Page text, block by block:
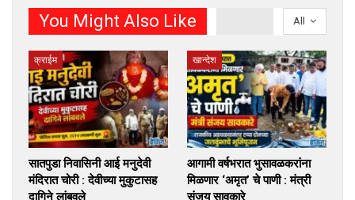
All
You Might Also Like
क्राईम
सातपुडा निवासिनी आई मनुदेवी
मंदिरात चोरी : देवीच्या मुकुटासह
दागिने लांबवले
खान्देश
आगामी वर्षभरात भुसावळकरांना
मिळणार ‘अमृत’ चे पाणी : मंत्री
संजय सावकारे